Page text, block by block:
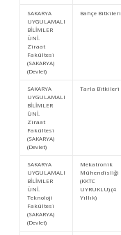
SAKARYA
UYGULAMALI
BİLİMLER
ÜNİ.
Ziraat
Fakültesi
(SAKARYA)
(Devlet)
Bahçe Bitkileri
SAKARYA
UYGULAMALI
BİLİMLER
ÜNİ.
Ziraat
Fakültesi
(SAKARYA)
(Devlet)
Tarla Bitkileri
SAKARYA
UYGULAMALI
BİLİMLER
ÜNİ.
Teknoloji
Fakültesi
(SAKARYA)
(Devlet)
Mekatronik
Mühendisliği
(KKTC
UYRUKLU) (4
Yıllık)